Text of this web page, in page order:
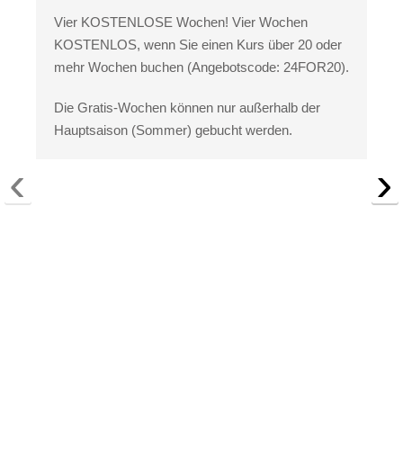
Vier KOSTENLOSE Wochen! Vier Wochen
KOSTENLOS, wenn Sie einen Kurs über 20 oder
mehr Wochen buchen (Angebotscode: 24FOR20).
Die Gratis-Wochen können nur außerhalb der
Hauptsaison (Sommer) gebucht werden.
‹ ›